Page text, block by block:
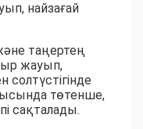
найзағай
таңертең
жауып,
төтенше,
сақталады.